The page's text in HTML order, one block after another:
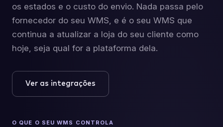
os estados e o custo do envio. Nada passa pelo
fornecedor do seu WMS, e é o seu WMS que
continua a atualizar a loja do seu cliente como
hoje, seja qual for a plataforma dela.
Ver as integrações
O QUE O SEU WMS CONTROLA